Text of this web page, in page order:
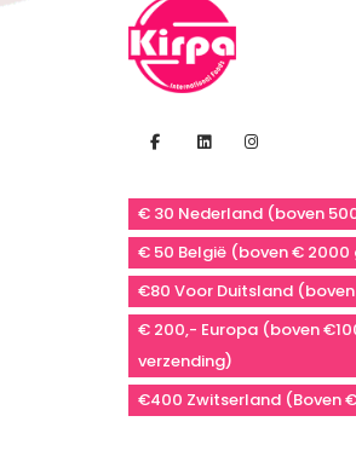
€ 30 Nederland (boven
€ 50 België (boven €
€80 Voor Duitsland
€ 200,- Europa (boven
verzending)
€400 Zwitserland (Boven